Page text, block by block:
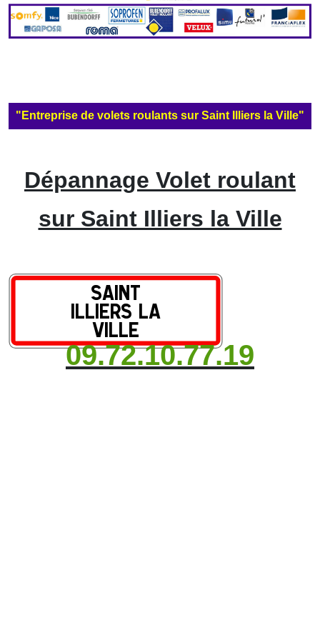
"Entreprise de volets roulants sur Saint Illiers la Ville"
Dépannage Volet roulant
sur Saint Illiers la Ville
09.72.10.77.19